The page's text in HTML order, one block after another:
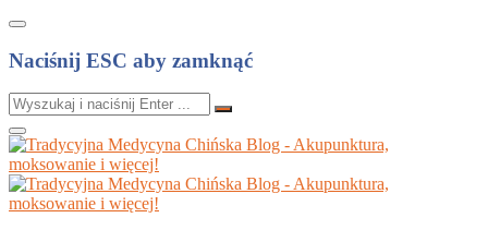
Naciśnij ESC aby zamknąć